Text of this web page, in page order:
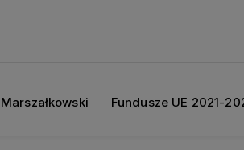
Fundusze UE 2021-